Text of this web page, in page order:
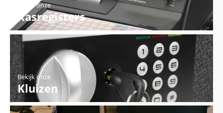
Bekijk onze
Kasregisters
Bekijk onze
Kluizen